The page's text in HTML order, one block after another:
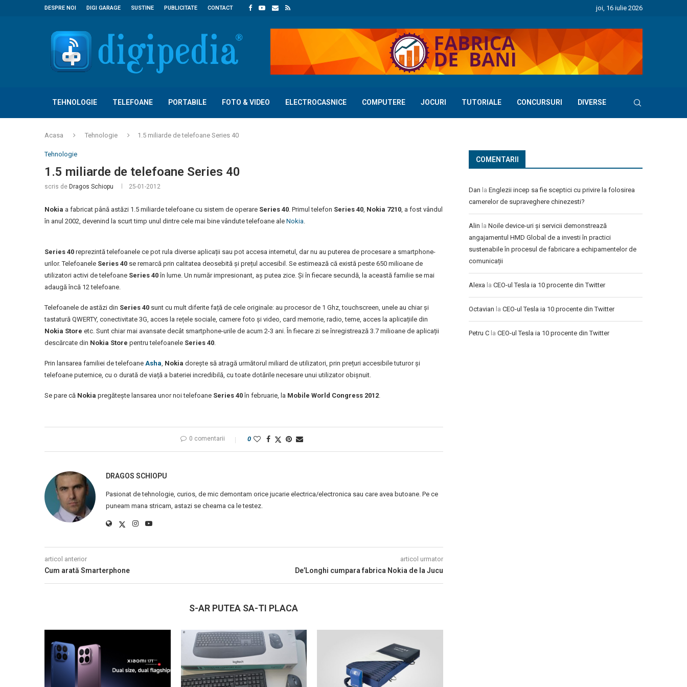
DESPRE NOI DIGI GARAGE SUSTINE PUBLICITATE CONTACT joi, 16 iulie 2026
TEHNOLOGIE TELEFOANE PORTABILE FOTO & VIDEO ELECTROCASNICE COMPUTERE JOCURI TUTORIALE CONCURSURI DIVERSE
Acasa Tehnologie 1.5 miliarde de telefoane Series 40
Tehnologie
1.5 miliarde de telefoane Series 40
scris de Dragos Schiopu 25-01-2012
Nokia a fabricat până astăzi 1.5 miliarde telefoane cu sistem de operare Series 40. Primul telefon Series 40, Nokia 7210, a fost vândul
în anul 2002, devenind la scurt timp unul dintre cele mai bine vândute telefoane ale Nokia.
Series 40 reprezintă telefoanele ce pot rula diverse aplicații sau pot accesa internetul, dar nu au puterea de procesare a smartphone-
urilor. Telefoanele Series 40 se remarcă prin calitatea deosebită și prețul accesibil. Se estimează că există peste 650 milioane de
utilizatori activi de telefoane Series 40în lume. Un număr impresionant, aș putea zice. Și în fiecare secundă, la această familie se mai
adaugă încă 12 telefoane.
Telefoanele de astăzi din Series 40 sunt cu mult diferite față de cele originale: au procesor de 1 Ghz, touchscreen, unele au chiar și
tastatură QWERTY, conectivitate 3G, acces la rețele sociale, camere foto și video, card memorie, radio, teme, acces la aplicațiile din
Nokia Store etc. Sunt chiar mai avansate decât smartphone-urile de acum 2-3 ani. În fiecare zi se înregistrează 3.7 milioane de aplicații
descărcate din Nokia Store pentru telefoanele Series 40.
Prin lansarea familiei de telefoane Asha, Nokia dorește să atragă următorul miliard de utilizatori, prin prețuri accesibile tuturor și
telefoane puternice, cu o durată de viață a bateriei incredibilă, cu toate dotările necesare unui utilizator obișnuit.
Se pare că Nokia pregătește lansarea unor noi telefoane Series 40în februarie, la Mobile World Congress 2012.
0 comentarii 0
DRAGOS SCHIOPU
Pasionat de tehnologie, curios, de mic demontam orice jucarie electrica/electronica sau care avea butoane. Pe ce
puneam mana stricam, astazi se cheama ca le testez.
articol anterior
Cum arată Smarterphone
articol urmator
De’Longhi cumpara fabrica Nokia de la Jucu
S-AR PUTEA SA-TI PLACA
COMENTARII
Dan la Englezii incep sa fie sceptici cu privire la folosirea
camerelor de supraveghere chinezesti?
Alin la Noile device-uri și servicii demonstrează
angajamentul HMD Global de a investi în practici
sustenabile în procesul de fabricare a echipamentelor de
comunicații
Alexa la CEO-ul Tesla ia 10 procente din Twitter
Octavian la CEO-ul Tesla ia 10 procente din Twitter
Petru C la CEO-ul Tesla ia 10 procente din Twitter